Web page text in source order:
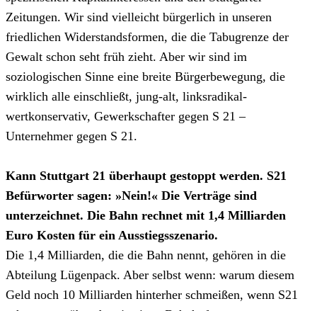
Zeitungen. Wir sind vielleicht bürgerlich in unseren
friedlichen Widerstandsformen, die die Tabugrenze der
Gewalt schon seht früh zieht. Aber wir sind im
soziologischen Sinne eine breite Bürgerbewegung, die
wirklich alle einschließt, jung-alt, linksradikal-
wertkonservativ, Gewerkschafter gegen S 21 –
Unternehmer gegen S 21.
Kann Stuttgart 21 überhaupt gestoppt werden. S21
Befürworter sagen: »Nein!« Die Verträge sind
unterzeichnet. Die Bahn rechnet mit 1,4 Milliarden
Euro Kosten für ein Ausstiegsszenario.
Die 1,4 Milliarden, die die Bahn nennt, gehören in die
Abteilung Lügenpack. Aber selbst wenn: warum diesem
Geld noch 10 Milliarden hinterher schmeißen, wenn S21